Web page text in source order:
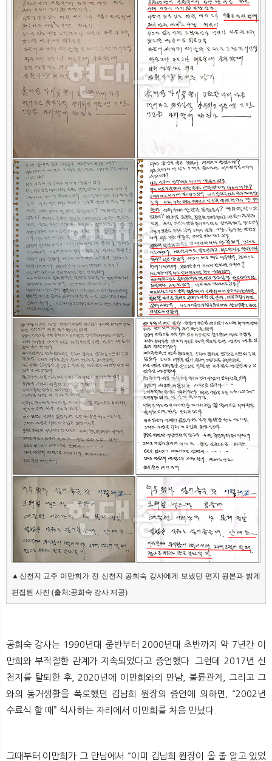
▲신천지 교주 이만희가 전 신천지 공희숙 강사에게 보냈던 편지 원본과 밝게
편집된 사진 (출처:공희숙 강사 제공)
공희숙 강사는 1990년대 중반부터 2000년대 초반까지 약 7년간 이
만희와 부적절한 관계가 지속되었다고 증언했다. 그런데 2017년 신
천지를 탈퇴한 후, 2020년에 이만희와의 만남, 불륜관계, 그리고 그
와의 동거생활을 폭로했던 김남희 원장의 증언에 의하면, “2002년
수료식 할 때” 식사하는 자리에서 이만희를 처음 만났다.
그때부터 이만희가 그 만남에서 “이미 김남희 원장이 올 줄 알고 있었